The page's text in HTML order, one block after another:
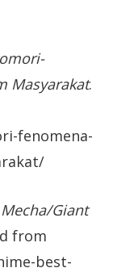
Masyarakat.
fenomena-
Giant
from
best-